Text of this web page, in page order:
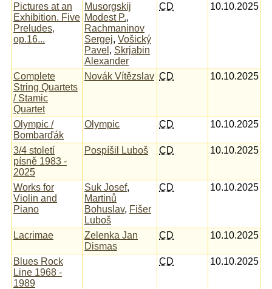
Pictures at an
Exhibition. Five
Preludes,
op.16...
Musorgskij
Modest P.,
Rachmaninov
Sergej, Vošický
Pavel , Skrjabin
Alexander
CD 10.10.2025
Complete
String Quartets
/ Stamic
Quartet
Novák Vítězslav CD 10.10.2025
Olympic /
Bombarďák
Olympic CD 10.10.2025
3/4 století
písně 1983 -
2025
Pospíšil Luboš CD 10.10.2025
Works for
Violin and
Piano
Suk Josef,
Martinů
Bohuslav, Fišer
Luboš
CD 10.10.2025
Lacrimae
Zelenka Jan
Dismas
CD 10.10.2025
Blues Rock
Line 1968 -
1989
CD 10.10.2025